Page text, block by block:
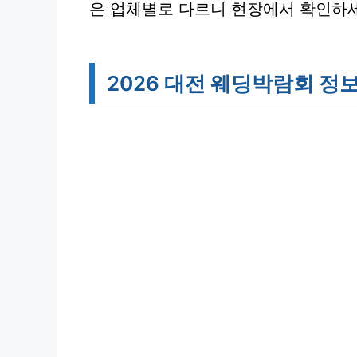
은 업체별로 다르니 현장에서 확인하
2026 대전 웨딩박람회 정